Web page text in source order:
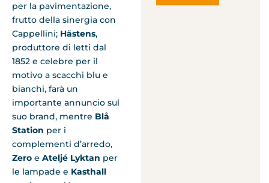
per la pavimentazione,
frutto della sinergia con
Cappellini; Hästens,
produttore di letti dal
1852 e celebre per il
motivo a scacchi blu e
bianchi, farà un
importante annuncio sul
suo brand, mentre Blå
Station per i
complementi d’arredo,
Zero e Ateljé Lyktan per
le lampade e Kasthall